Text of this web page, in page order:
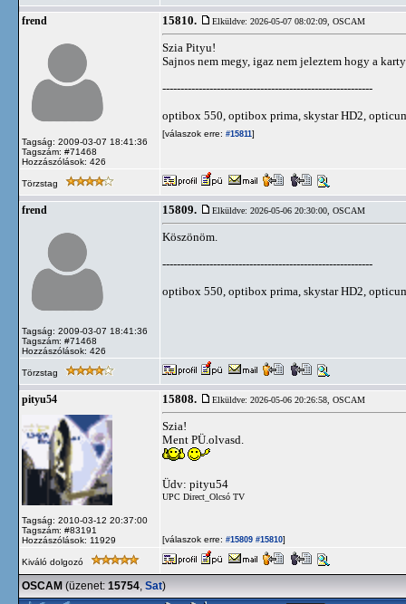
frend
Tagság: 2009-03-07 18:41:36
Tagszám: #71468
Hozzászólások: 426
15810. Elküldve: 2026-05-07 08:02:09, OSCAM
Szia Pityu!
Sajnos nem megy, igaz nem jeleztem hogy a
----------------------------------------------------------
optibox 550, optibox prima, skystar HD2,
[válaszok erre: #15811]
Törzstag
frend
Tagság: 2009-03-07 18:41:36
Tagszám: #71468
Hozzászólások: 426
15809. Elküldve: 2026-05-06 20:30:00, OSCAM
Köszönöm.
----------------------------------------------------------
optibox 550, optibox prima, skystar HD2,
Törzstag
pityu54
Tagság: 2010-03-12 20:37:00
Tagszám: #83191
Hozzászólások: 11929
15808. Elküldve: 2026-05-06 20:26:58, OSCAM
Szia!
Ment PÜ.olvasd.
Üdv: pityu54
UPC Direct_Olcsó TV
[válaszok erre: #15809 #15810]
Kiváló dolgozó
OSCAM (üzenet: 15754, Sat)